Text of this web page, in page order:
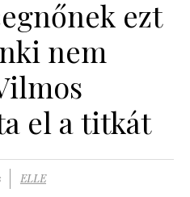
ezt
nem
el a titkát
ELLE